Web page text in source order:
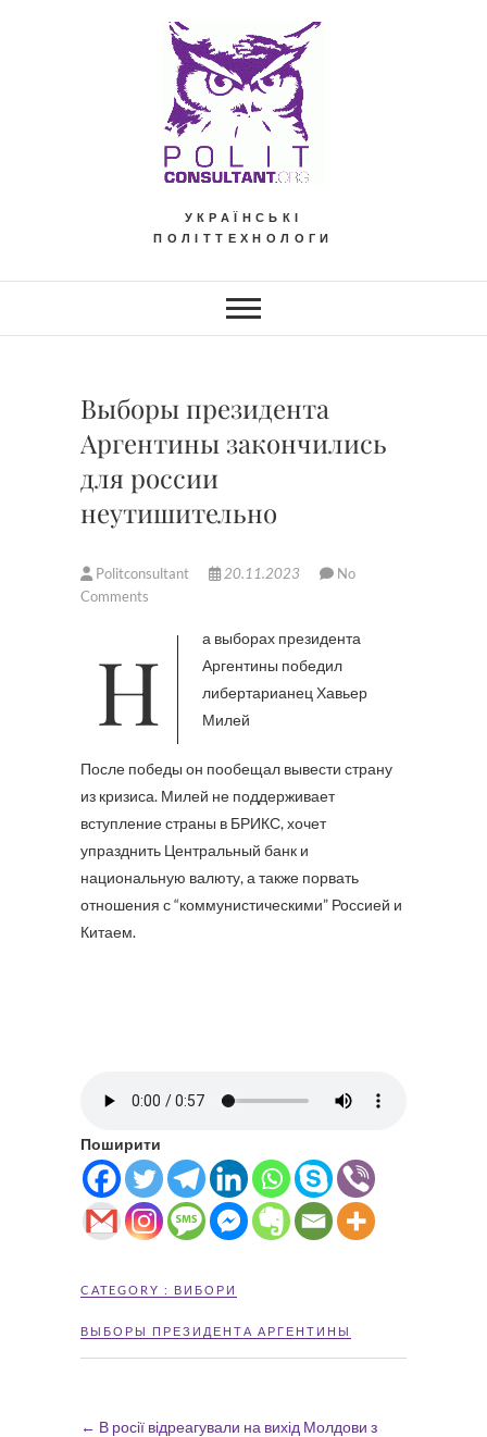
УКРАЇНСЬКІ
ПОЛІТТЕХНОЛОГИ
Выборы президента
Аргентины закончились
для россии
неутишительно
Politconsultant 20.11.2023
No
Comments
На выборах президента
Аргентины победил
либертарианец Хавьер
Милей
После победы он пообещал вывести страну
из кризиса. Милей не поддерживает
вступление страны в БРИКС, хочет
упразднить Центральный банк и
национальную валюту, а также порвать
отношения с “коммунистическими” Россией и
Китаем.
Поширити
CATEGORY : ВИБОРИ
ВЫБОРЫ ПРЕЗИДЕНТА АРГЕНТИНЫ
← В росії відреагували на вихід Молдови з